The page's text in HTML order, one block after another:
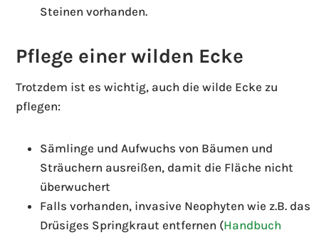
Steinen vorhanden.
Pflege einer wilden Ecke
Trotzdem ist es wichtig, auch die wilde Ecke zu
pflegen:
Sämlinge und Aufwuchs von Bäumen und
Sträuchern ausreißen, damit die Fläche nicht
überwuchert
Falls vorhanden, invasive Neophyten wie z.B. das
Drüsiges Springkraut entfernen (Handbuch